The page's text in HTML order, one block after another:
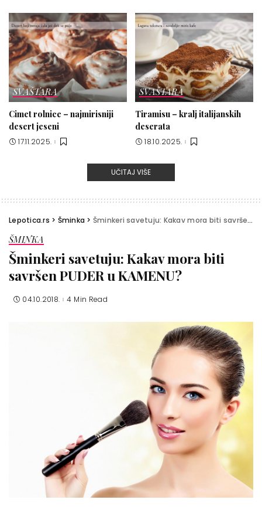
SVAŠTARA
Cimet rolnice – najmirisniji
desert jeseni
17.11.2025.
SVAŠTARA
Tiramisu – kralj italijanskih
deserata
18.10.2025.
UČITAJ VIŠE
Lepotica.rs > Šminka > Šminkeri savetuju: Kakav mora biti savršen PUDER u KAMENU?
ŠMINKA
Šminkeri savetuju: Kakav mora biti
savršen PUDER u KAMENU?
04.10.2018. 4 Min Read